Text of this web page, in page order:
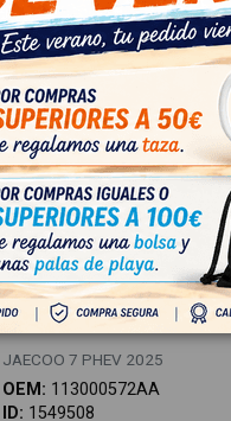
BATERIA 113000572AA
113000572AA
JAECOO 7 PHEV 2025
OEM: 113000572AA
ID: 1549508